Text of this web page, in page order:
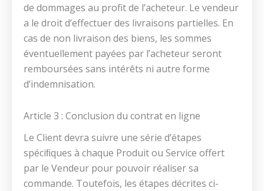
de dommages au profit de l’acheteur. Le vendeur
a le droit d’effectuer des livraisons partielles. En
cas de non livraison des biens, les sommes
éventuellement payées par l’acheteur seront
remboursées sans intérêts ni autre forme
d’indemnisation.
Article 3 : Conclusion du contrat en ligne
Le Client devra suivre une série d’étapes
spéciﬁques à chaque Produit ou Service offert
par le Vendeur pour pouvoir réaliser sa
commande. Toutefois, les étapes décrites ci-